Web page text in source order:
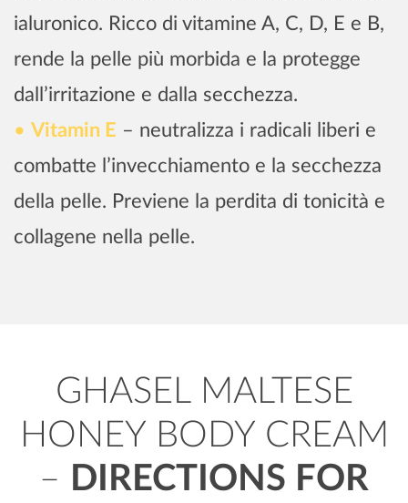
ialuronico. Ricco di vitamine A, C, D, E e B,
rende la pelle più morbida e la protegge
dall’irritazione e dalla secchezza.
Vitamin E – neutralizza i radicali liberi e
combatte l’invecchiamento e la secchezza
della pelle. Previene la perdita di tonicità e
collagene nella pelle.
GHASEL MALTESE
HONEY BODY CREAM
– DIRECTIONS FOR